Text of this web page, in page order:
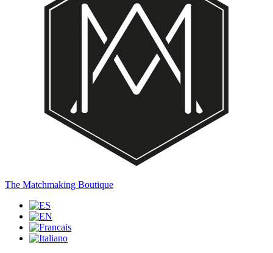
The Matchmaking Boutique